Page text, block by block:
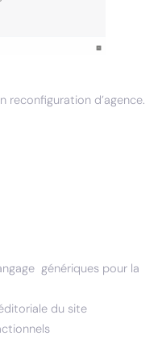
reconfiguration d’agence.
génériques pour la
du site